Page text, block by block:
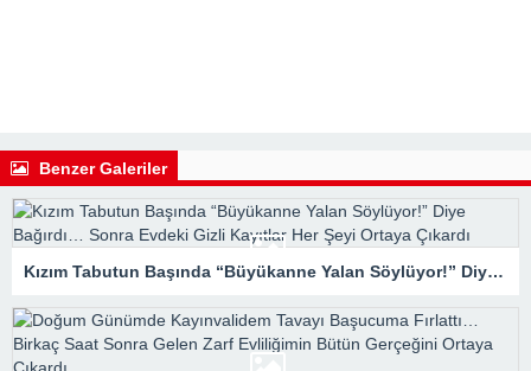
Benzer Galeriler
Kızım Tabutun Başında “Büyükanne Yalan Söylüyor!” Diye Bağırdı… Sonra Evdeki Gizli Kayıtlar Her Şeyi Ortaya Çıkardı